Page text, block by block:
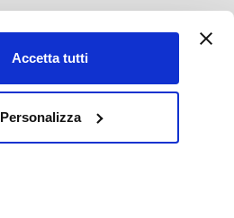
Accetta tutti
Personalizza